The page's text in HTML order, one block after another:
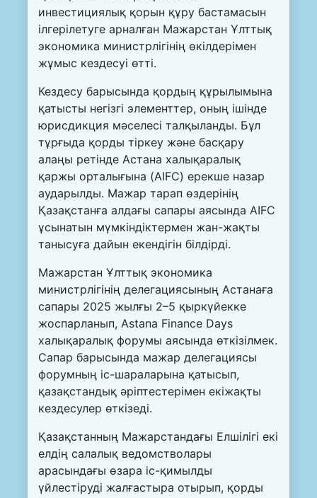
инвестициялық қорын құру бастамасын
ілгерілетуге арналған Мажарстан Ұлттық
экономика министрлігінің өкілдерімен
жұмыс кездесуі өтті.
Кездесу барысында қордың құрылымына
қатысты негізгі элементтер, оның ішінде
юрисдикция мәселесі талқыланды. Бұл
тұрғыда қорды тіркеу және басқару
алаңы ретінде Астана халықаралық
қаржы орталығына (AIFC) ерекше назар
аударылды. Мажар тарап өздерінің
Қазақстанға алдағы сапары аясында AIFC
ұсынатын мүмкіндіктермен жан-жақты
танысуға дайын екендігін білдірді.
Мажарстан Ұлттық экономика
министрлігінің делегациясының Астанаға
сапары 2025 жылғы 2–5 қыркүйекке
жоспарланып, Astana Finance Days
халықаралық форумы аясында өткізілмек.
Сапар барысында мажар делегациясы
форумның іс-шараларына қатысып,
қазақстандық әріптестерімен екіжақты
кездесулер өткізеді.
Қазақстанның Мажарстандағы Елшілігі екі
елдің салалық ведомстволары
арасындағы өзара іс-қимылды
үйлестіруді жалғастыра отырып, қорды